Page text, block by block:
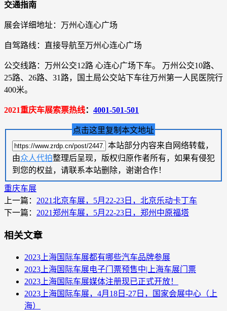
交通指南
展会详细地址：万州心连心广场
自驾路线：直接导航至万州心连心广场
公交线路：万州公交12路 心连心广场下车。 万州公交10路、
25路、26路、31路，国土局公交站下车往万州第一人民医院行
400米。
2021重庆车展索票热线： 4001-501-501
点击这里复制本文地址
本站部分内容来自网络转载，
由众人代拍整理后呈现，版权归原作者所有，如果有侵犯
到您的权益，请联系本站删除，谢谢合作！
重庆车展
上一篇： 2021北京车展，5月22-23日，北京乐动卡丁车
下一篇： 2021郑州车展，5月22-23日，郑州中原福塔
相关文章
2023上海国际车展都有哪些汽车品牌参展
2023上海国际车展电子门票预售中|上海车展门票
2023上海国际车展媒体注册现已正式开放！
2023上海国际车展，4月18日-27日，国家会展中心（上
海）